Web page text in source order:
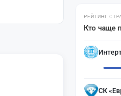
РЕЙТИНГ
Кто чаще
СК